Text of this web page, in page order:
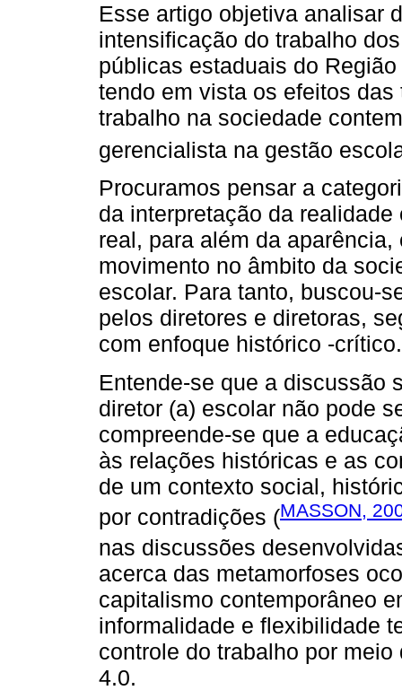
Esse artigo objetiva analisar
intensificação do trabalho
públicas estaduais do
tendo em vista os efeitos
trabalho na sociedade
gerencialista na gestão
Procuramos pensar a
da interpretação da
real, para além da
movimento no âmbito da
escolar. Para tanto, buscou-
pelos diretores e diretoras,
com enfoque histórico -crítico.
Entende-se que a discussão
diretor (a) escolar não pode
compreende-se que a
às relações históricas e as
de um contexto social,
por contradições (MASSON,
nas discussões
acerca das metamorfoses
capitalismo contemporâneo
informalidade e flexibilidade
controle do trabalho por
4.0.